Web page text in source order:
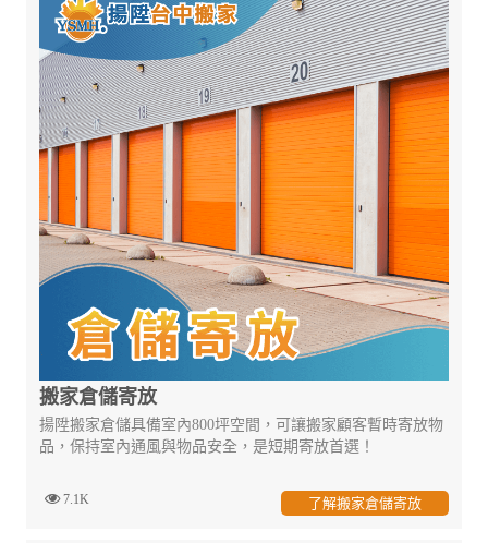
搬家倉儲寄放
揚陞搬家倉儲具備室內800坪空間，可讓搬家顧客暫時寄放物
品，保持室內通風與物品安全，是短期寄放首選！
7.1K 了解搬家倉儲寄放